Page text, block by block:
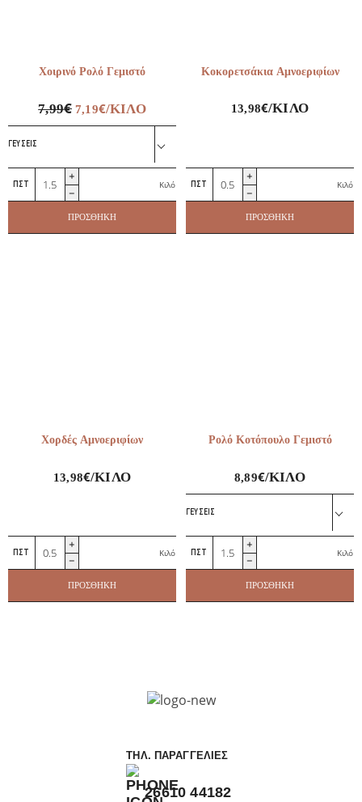
Χοιρινό Ρολό Γεμιστό
7,99€ 7,19€/ΚΙΛΌ
ΓΕΎΣΕΙΣ
Χοιρινό
Γεμιστό
ποσότητα
Κιλό
ΠΡΟΣΘΉΚΗ
Κοκορετσάκια Αμνοεριφίων
13,98€/ΚΙΛΌ
Κοκορετσάκια
Αμνοεριφίων
ποσότητα
Κιλό
ΠΡΟΣΘΉΚΗ
Χορδές Αμνοεριφίων
13,98€/ΚΙΛΌ
Χορδές
Αμνοεριφίων
ποσότητα
Κιλό
ΠΡΟΣΘΉΚΗ
Ρολό Κοτόπουλο Γεμιστό
8,89€/ΚΙΛΌ
ΓΕΎΣΕΙΣ
Ρολό
Κοτόπουλο
Γεμιστό
ποσότητα
Κιλό
ΠΡΟΣΘΉΚΗ
ΤΗΛ. ΠΑΡΑΓΓΕΛΊΕΣ
26610 44182